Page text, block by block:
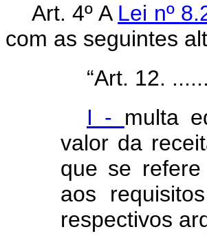
Art. 4º A Lei nº
com as seguintes
“Art. 12.
I - multa
valor da
que se
aos
respectivos